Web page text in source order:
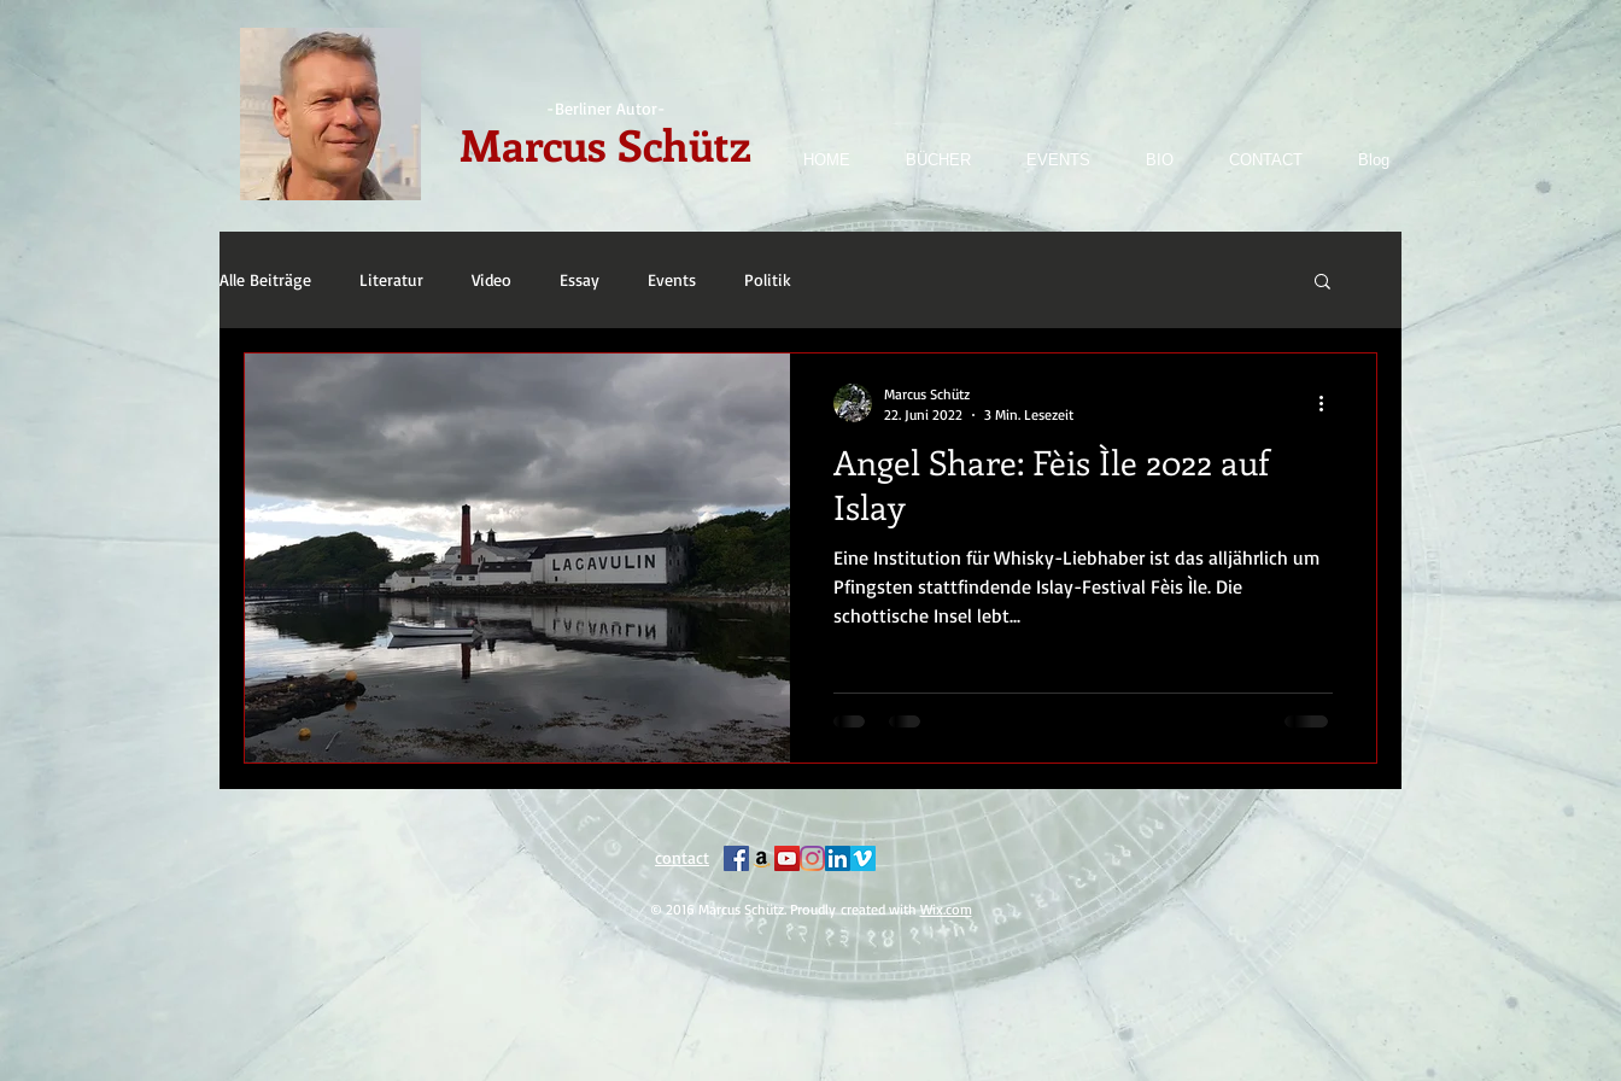
-Berliner Autor-
Marcus Schütz HOME BÜCHER EVENTS BIO CONTACT Blog
Alle Beiträge Literatur Video Essay Events Politik
Angel Share: Fèis Ìle 2022 auf
Islay
Eine Institution für Whisky-Liebhaber ist das alljährlich um
Pfingsten stattfindende Islay-Festival Fèis Ìle. Die
schottische Insel lebt...
Marcus Schütz
22. Juni 2022
3 Min. Lesezeit
contact
© 2016 Marcus Schütz. Proudly created withWix.com